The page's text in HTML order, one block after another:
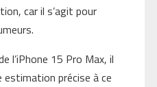
car il s’agit pour
l’iPhone 15 Pro Max, il
précise à ce